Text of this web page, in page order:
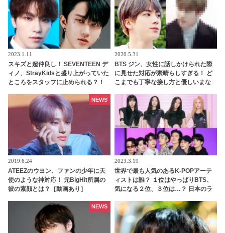
2023.1.11
スキズと超仲良し！ SEVENTEEN デ
ィノ、StrayKidsと盛り上がっていた
ところをスタッフに止められる？！
元へ連行・・ かわいすぎる一部始終
に爆笑
2020.5.31
BTS ジン、女性に話しかけられた際
に見せた対応が素晴らしすぎる！ ど
こまでも丁寧な接し方と優しいまな
美しい人柄があらわれているとファ
ン感動
2019.6.24
ATEEZのウヨン、ファンの少年に天
使のような神対応！ 元BigHit所属の
彼の素顔とは？［動画あり］
NEWS
2023.3.19
世界で最も人気のあるK-POPアーテ
ィストは誰？ １位はやっぱりBTS、
気になる２位、３位は…？ 日本のラ
ンクイン！ 各国の個性あふれるデー
タに注目殺到
NEWS